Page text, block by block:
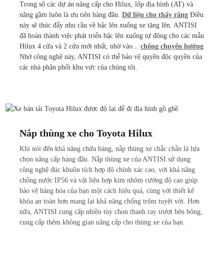
Trong số các dự án nâng cấp cho Hilux, lốp địa hình (AT) và
nâng gầm luôn là ưu tiên hàng đầu.Dữ liệu cho thấy rằng Điều
này sẽ thúc đẩy nhu cầu về bậc lên xuống xe tăng lên. ANTISI
đã hoàn thành việc phát triển bậc lên xuống tự động cho các mẫu
Hilux 4 cửa và 2 cửa mới nhất, nhờ vào...chống chuyển hướng
Nhờ công nghệ này, ANTISI có thể bảo vệ quyền độc quyền của
các nhà phân phối khu vực của chúng tôi.
Nắp thùng xe cho Toyota Hilux
Khi nói đến khả năng chứa hàng, nắp thùng xe chắc chắn là lựa
chọn nâng cấp hàng đầu. Nắp thùng xe của ANTISI sử dụng
công nghệ đúc khuôn tích hợp độ chính xác cao, với khả năng
chống nước IP56 và vật liệu hợp kim nhôm cường độ cao giúp
bảo vệ hàng hóa của bạn một cách hiệu quả, cùng với thiết kế
khóa an toàn hơn mang lại khả năng chống trộm tuyệt vời. Hơn
nữa, ANTISI cung cấp nhiều tùy chọn thanh ray trượt bên hông,
cung cấp thêm không gian nâng cấp cho thùng xe của bạn.